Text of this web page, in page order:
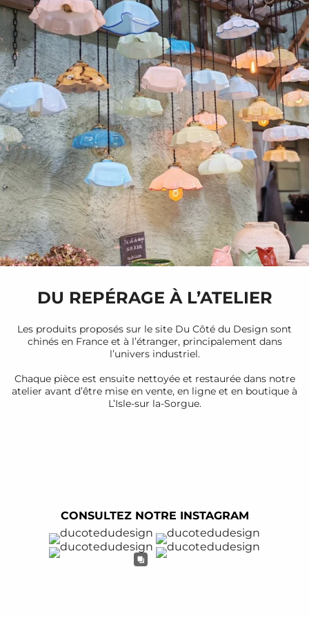
DU REPÉRAGE À L’ATELIER
Les produits proposés sur le site Du Côté du Design sont
chinés en France et à l’étranger, principalement dans
l’univers industriel.
Chaque pièce est ensuite nettoyée et restaurée dans notre
atelier avant d’être mise en vente, en ligne et en boutique à
L’Isle-sur la-Sorgue.
CONSULTEZ NOTRE INSTAGRAM